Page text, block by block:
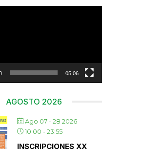
05:06
AGOSTO 2026
Ago 07 - 28 2026
10:00 -23:55
INSCRIPCIONES XX